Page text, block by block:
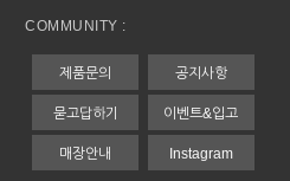
COMMUNITY :
제품문의 공지사항
묻고답하기 이벤트&입고
매장안내 Instagram